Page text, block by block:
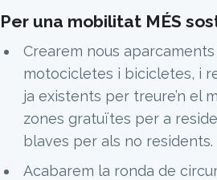
Per una mobilitat MÉS
Crearem nous
motocicletes i bicicletes, i
ja existents per treure’n el
zones gratuïtes per a
blaves per als no residents.
Acabarem la ronda de